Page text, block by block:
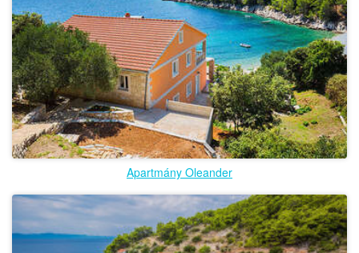
Apartmány Oleander